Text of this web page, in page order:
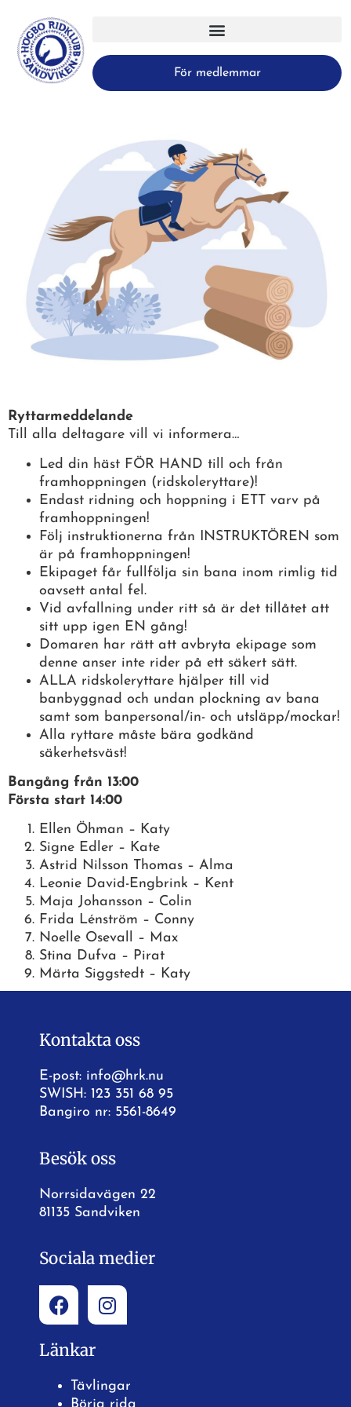
För medlemmar
Ryttarmeddelande
Till alla deltagare vill vi informera…
Led din häst FÖR HAND till och från
framhoppningen (ridskoleryttare)!
Endast ridning och hoppning i ETT varv på
framhoppningen!
Följ instruktionerna från INSTRUKTÖREN som
är på framhoppningen!
Ekipaget får fullfölja sin bana inom rimlig tid
oavsett antal fel.
Vid avfallning under ritt så är det tillåtet att
sitt upp igen EN gång!
Domaren har rätt att avbryta ekipage som
denne anser inte rider på ett säkert sätt.
ALLA ridskoleryttare hjälper till vid
banbyggnad och undan plockning av bana
samt som banpersonal/in- och utsläpp/mockar!
Alla ryttare måste bära godkänd
säkerhetsväst!
Bangång från 13:00
Första start 14:00
Ellen Öhman – Katy
Signe Edler – Kate
Astrid Nilsson Thomas – Alma
Leonie David-Engbrink – Kent
Maja Johansson – Colin
Frida Lénström – Conny
Noelle Osevall – Max
Stina Dufva – Pirat
Märta Siggstedt – Katy
Kontakta oss
E-post: info@hrk.nu
SWISH: 123 351 68 95
Bangiro nr: 5561-8649
Besök oss
Norrsidavägen 22
81135 Sandviken
Sociala medier
Länkar
Tävlingar